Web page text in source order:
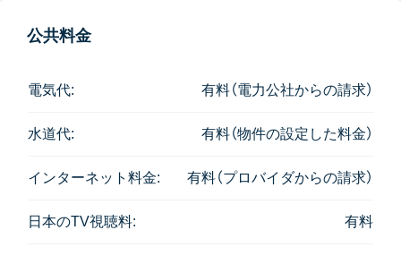
公共料金
電気代: 有料（電力公社からの請求）
水道代: 有料（物件の設定した料金）
インターネット料金: 有料（プロバイダからの請求）
日本のTV視聴料: 有料